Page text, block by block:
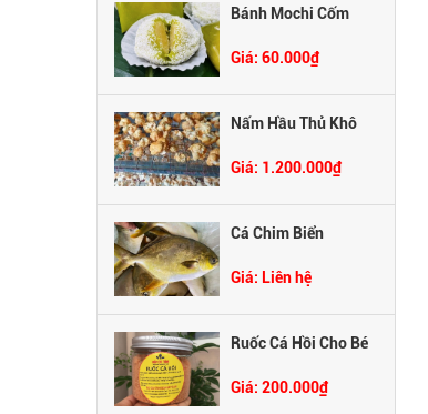
Bánh Mochi Cốm
Giá: 60.000₫
Nấm Hầu Thủ Khô
Giá: 1.200.000₫
Cá Chim Biển
Giá: Liên hệ
Ruốc Cá Hồi Cho Bé
Giá: 200.000₫